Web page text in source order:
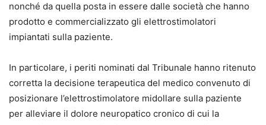
nonché da quella posta in essere dalle società che hanno
prodotto e commercializzato gli elettrostimolatori
impiantati sulla paziente.
In particolare, i periti nominati dal Tribunale hanno ritenuto
corretta la decisione terapeutica del medico convenuto di
posizionare l’elettrostimolatore midollare sulla paziente
per alleviare il dolore neuropatico cronico di cui la